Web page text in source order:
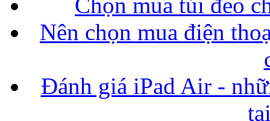
Nên chọn mua điện
Đánh giá iPad Air -